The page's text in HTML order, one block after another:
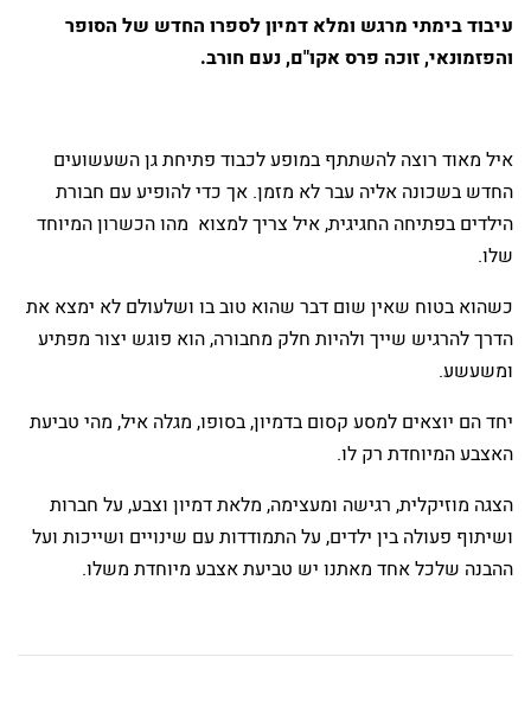
עיבוד בימתי מרגש ומלא דמיון לספרו החדש של הסופר
והפזמונאי, זוכה פרס אקו"ם, נעם חורב.
איל מאוד רוצה להשתתף במופע לכבוד פתיחת גן השעשועים
החדש בשכונה אליה עבר לא מזמן. אך כדי להופיע עם חבורת
הילדים בפתיחה החגיגית, איל צריך למצוא מהו הכשרון המיוחד
שלו.
כשהוא בטוח שאין שום דבר שהוא טוב בו ושלעולם לא ימצא את
הדרך להרגיש שייך ולהיות חלק מחבורה, הוא פוגש יצור מפתיע
ומשעשע.
יחד הם יוצאים למסע קסום בדמיון, בסופו, מגלה איל, מהי טביעת
האצבע המיוחדת רק לו.
הצגה מוזיקלית, רגישה ומעצימה, מלאת דמיון וצבע, על חברות
ושיתוף פעולה בין ילדים, על התמודדות עם שינויים ושייכות ועל
ההבנה שלכל אחד מאתנו יש טביעת אצבע מיוחדת משלו.